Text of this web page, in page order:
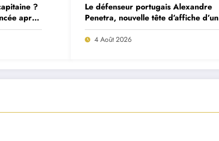
?
après
Le défenseur portugais Alexandre
Penetra, nouvelle tête d’affiche d’un
projet très ambitieux
4 Août 2026